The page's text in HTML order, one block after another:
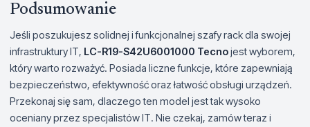
Podsumowanie
Jeśli poszukujesz solidnej i funkcjonalnej szafy rack dla swojej
infrastruktury IT, LC-R19-S42U6001000 Tecnojest wyborem,
który warto rozważyć. Posiada liczne funkcje, które zapewniają
bezpieczeństwo, efektywność oraz łatwość obsługi urządzeń.
Przekonaj się sam, dlaczego ten model jest tak wysoko
oceniany przez specjalistów IT. Nie czekaj, zamów teraz i